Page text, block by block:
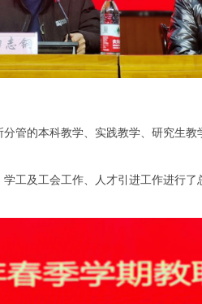
管的本科教学、实践教学、研究生教
工及工会工作、人才引进工作进行了